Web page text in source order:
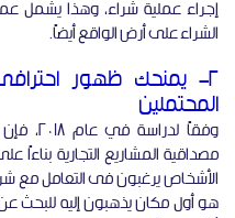
إجراء عملية شراء، وهذا يشمل
الشراء على أرض الواقع أيضاً.
2- يمنحك ظهور
المحتملين
مصداقية المشاريع التجارية
الأشخاص يرغبون فى التعامل مع
هو أول مكان يذهبون إليه للبحث